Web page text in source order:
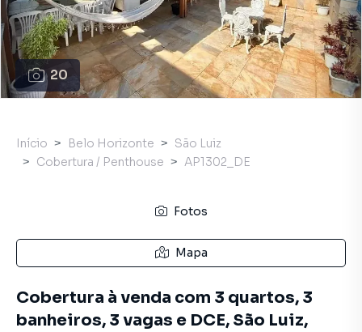
20
Início Belo Horizonte
São Luiz
Cobertura / Penthouse
AP1302_DE
Fotos
Mapa
Cobertura à venda com 3 quartos, 3
banheiros, 3 vagas e DCE, São Luiz,